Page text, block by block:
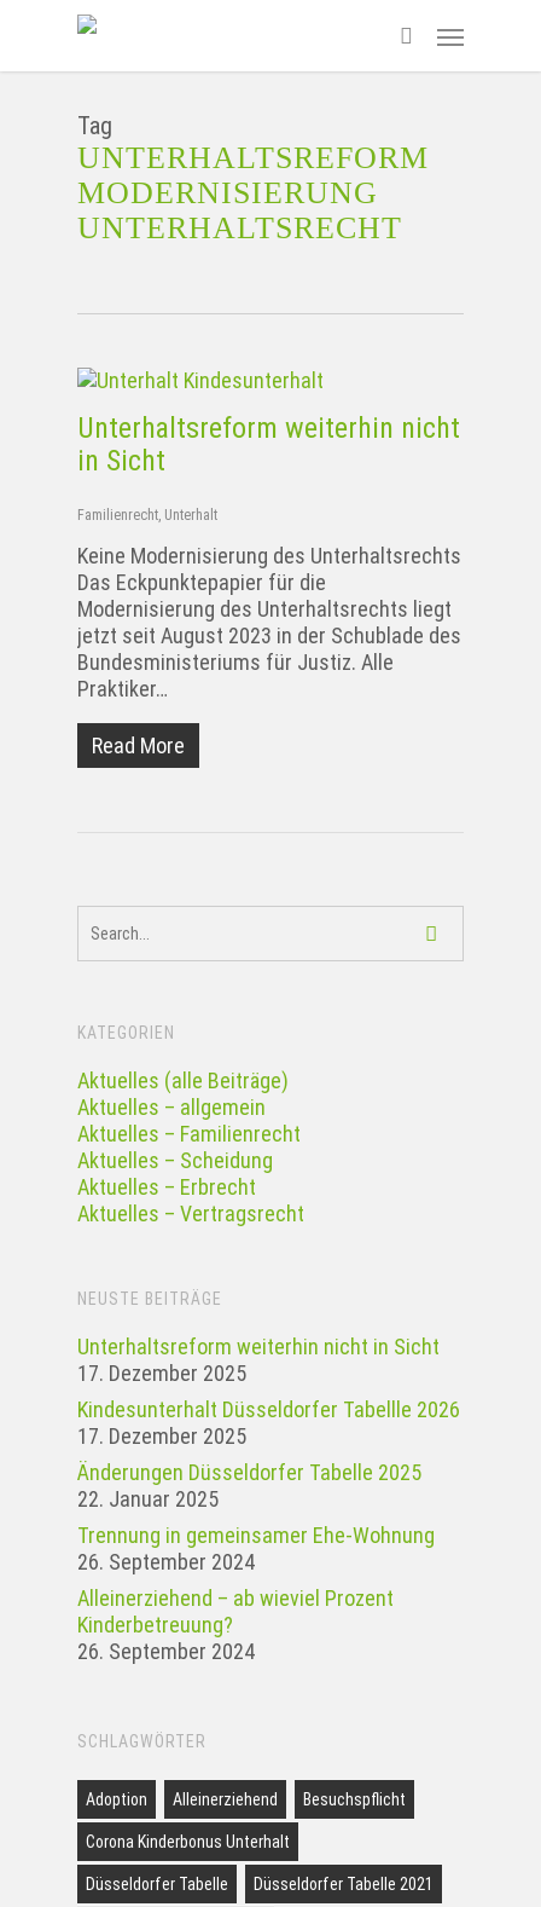
search
Tag
UNTERHALTSREFORM
MODERNISIERUNG
UNTERHALTSRECHT
Unterhaltsreform weiterhin nicht
in Sicht
Familienrecht, Unterhalt
Keine Modernisierung des Unterhaltsrechts
Das Eckpunktepapier für die
Modernisierung des Unterhaltsrechts liegt
jetzt seit August 2023 in der Schublade des
Bundesministeriums für Justiz. Alle
Praktiker…
Read More
KATEGORIEN
Aktuelles (alle Beiträge)
Aktuelles – allgemein
Aktuelles – Familienrecht
Aktuelles – Scheidung
Aktuelles – Erbrecht
Aktuelles – Vertragsrecht
NEUSTE BEITRÄGE
Unterhaltsreform weiterhin nicht in Sicht
17. Dezember 2025
Kindesunterhalt Düsseldorfer Tabellle 2026
17. Dezember 2025
Änderungen Düsseldorfer Tabelle 2025
22. Januar 2025
Tren­nung in gemein­samer Ehe-Woh­nung
26. September 2024
Alleinerziehend – ab wieviel Prozent
Kinderbetreuung?
26. September 2024
SCHLAGWÖRTER
Adoption Alleinerziehend Besuchspflicht
Corona Kinderbonus Unterhalt
Düsseldorfer Tabelle Düsseldorfer Tabelle 2021